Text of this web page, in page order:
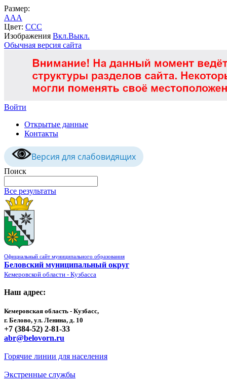
Размер:
AAA
Цвет: CCC
Изображения Вкл.Выкл.
Обычная версия сайта
Войти
Открытые данные
Контакты
Версия для слабовидящих
Поиск
Все результаты
Официальный сайт муниципального образования
Беловский муниципальный округ
Кемеровской области - Кузбасса
Наш адрес:
Кемеровская область - Кузбасс,
г. Белово, ул. Ленина, д. 10
+7 (384-52) 2-81-33
abr@belovorn.ru
Горячие линии для населения
Экстренные службы